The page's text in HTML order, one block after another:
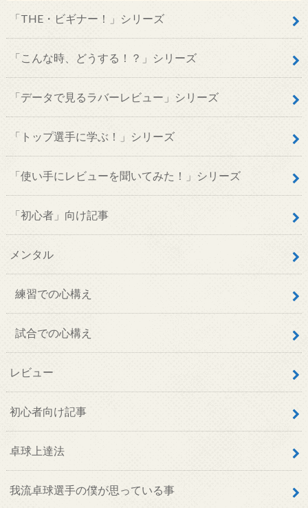
「THE・ビギナー！」シリーズ
「こんな時、どうする！？」シリーズ
「データで見るラバーレビュー」シリーズ
「トップ選手に学ぶ！」シリーズ
「使い手にレビューを聞いてみた！」シリーズ
「初心者」向け記事
メンタル
練習での心構え
試合での心構え
レビュー
初心者向け記事
卓球上達法
我流卓球選手の僕が思っている事